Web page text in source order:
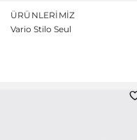
ÜRÜNLERIMIZ
Vario Stilo Seul